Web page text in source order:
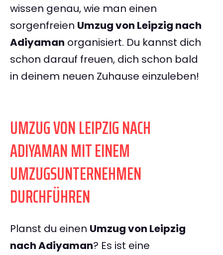
wissen genau, wie man einen
sorgenfreien Umzug von Leipzig nach
Adiyaman organisiert. Du kannst dich
schon darauf freuen, dich schon bald
in deinem neuen Zuhause einzuleben!
UMZUG VON LEIPZIG NACH
ADIYAMAN MIT EINEM
UMZUGSUNTERNEHMEN
DURCHFÜHREN
Planst du einen Umzug von Leipzig
nach Adiyaman? Es ist eine